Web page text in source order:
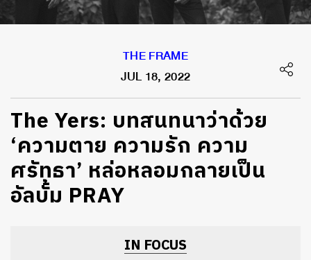
THE FRAME
JUL 18, 2022
The Yers: บทสนทนาว่าด้วย
‘ความตาย ความรัก ความ
ศรัทธา’ หล่อหลอมกลายเป็น
อัลบั้ม PRAY
IN FOCUS